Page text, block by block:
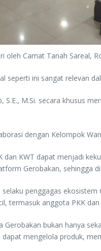
oleh Camat Tanah Sareal,
seperti ini sangat relevan
S.E., M.Si. secara khusus
dengan Kelompok
dan KWT dapat menjadi
Gerobakan, sehingga
penggagas
termasuk anggota PKK
Gerobakan bukan hanya
mengelola produk,